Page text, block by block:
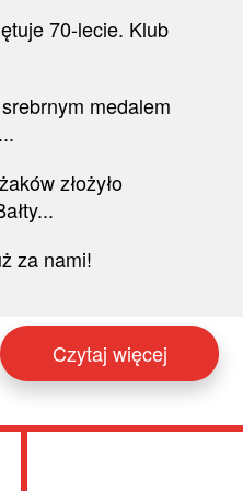
70-lecie. Klub
medalem
złożyło
za nami!
Czytaj więcej